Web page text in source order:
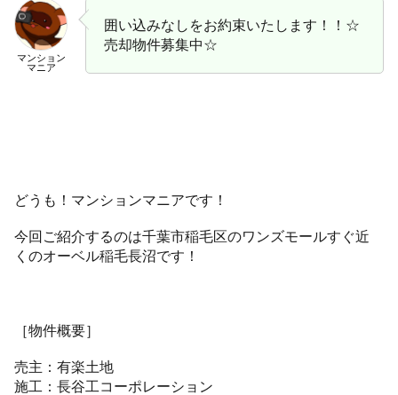
マンション
マニア
囲い込みなしをお約束いたします！！☆
売却物件募集中☆
どうも！マンションマニアです！
今回ご紹介するのは千葉市稲毛区のワンズモールすぐ近
くのオーベル稲毛長沼です！
［物件概要］
売主：有楽土地
施工：長谷工コーポレーション